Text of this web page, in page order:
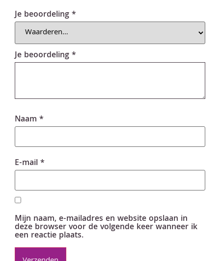
Je beoordeling*
Je beoordeling*
Naam *
E-mail*
Mijn naam, e-mailadres en website opslaan in
deze browser voor de volgende keer wanneer ik
een reactie plaats.